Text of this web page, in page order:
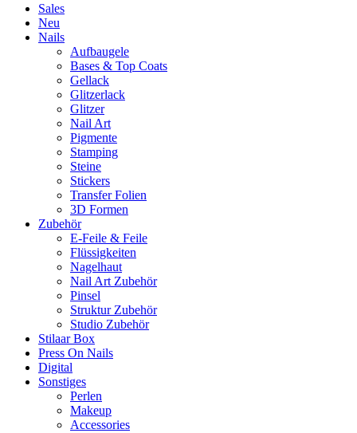
Sales
Neu
Nails
Aufbaugele
Bases & Top Coats
Gellack
Glitzerlack
Glitzer
Nail Art
Pigmente
Stamping
Steine
Stickers
Transfer Folien
3D Formen
Zubehör
E-Feile & Feile
Flüssigkeiten
Nagelhaut
Nail Art Zubehör
Pinsel
Struktur Zubehör
Studio Zubehör
Stilaar Box
Press On Nails
Digital
Sonstiges
Perlen
Makeup
Accessories